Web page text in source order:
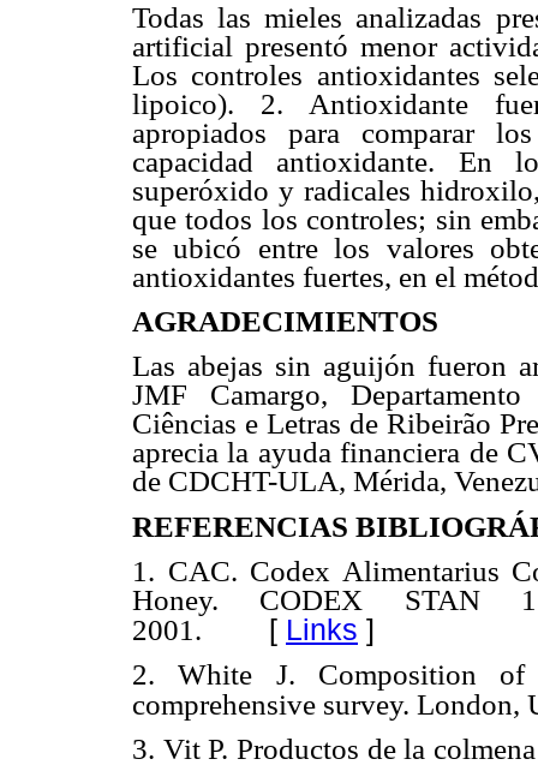
Todas las mieles analizadas
artificial presentó menor
Los controles antioxidantes
lipoico). 2. Antioxidante
apropiados para comparar
capacidad antioxidante. En
superóxido y radicales
que todos los controles; sin
se ubicó entre los valores
antioxidantes fuertes, en el
AGRADECIMIENTOS
Las abejas sin aguijón fueron
JMF Camargo,
Ciências e Letras de Ribeirão
aprecia la ayuda financiera de
de CDCHT-ULA, Mérida,
REFERENCIAS
1. CAC. Codex Alimentarius
Honey. CODEX STAN
2001. [ Links ]
2. White J. Composition
comprehensive survey. London,
3. Vit P. Productos de la